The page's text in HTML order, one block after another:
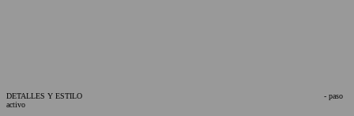
DETALLES Y ESTILO
- paso
activo